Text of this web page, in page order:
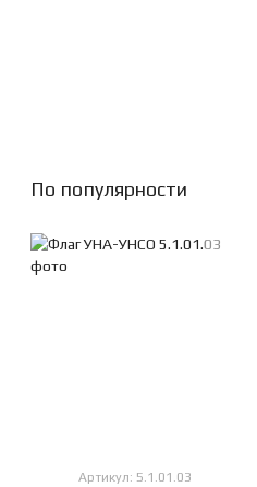
По популярности
Артикул: 5.1.01.03